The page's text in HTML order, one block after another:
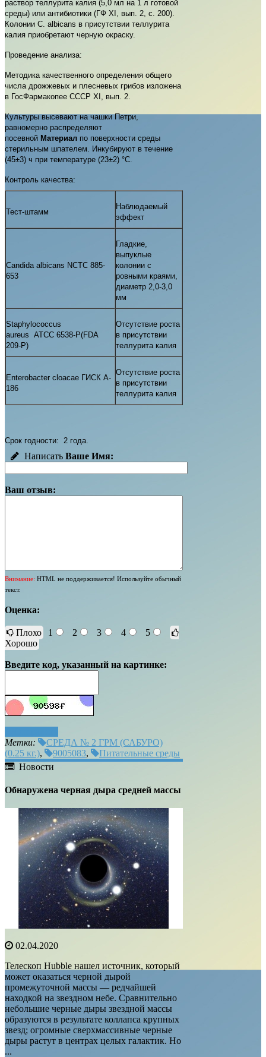
раствор теллурита калия (5,0 мл на 1 л готовой
среды) или антибиотики (ГФ XI, вып. 2, с. 200).
Колонии C. albicans в присутствии теллурита
калия приобретают черную окраску.
Проведение анализа:
Методика качественного определения общего
числа дрожжевых и плесневых грибов изложена
в ГосФармакопее СССР XI, вып. 2.
Культуры высевают на чашки Петри,
равномерно распределяют
посевной Материал по поверхности среды
стерильным шпателем. Инкубируют в течение
(45±3) ч при температуре (23±2) °С.
Контроль качества:
Тест-штамм
Наблюдаемый
эффект
Candida albicans NCTC 885-
653
Гладкие,
выпуклые
колонии с
ровными краями,
диаметр 2,0-3,0
мм
Staphylococcus
aureus АТСС 6538-Р(FDA
209-P)
Отсутствие роста
в присутствии
теллурита калия
Enterobacter cloacae ГИСК A-
186
Отсутствие роста
в присутствии
теллурита калия
Срок годности: 2 года.
Написать Ваше Имя:
Ваш отзыв:
Внимание: HTML не поддерживается! Используйте обычный
текст.
Оценка:
Плохо 1 2 3 4
5
Хорошо
Введите код, указанный на картинке:
Метки:
СРЕДА № 2 ГРМ (САБУРО)
(0.25 кг.), 9005083,
Питательные среды
Новости
Обнаружена черная дыра средней массы
02.04.2020
Телескоп Hubble нашел источник, который
может оказаться черной дырой
промежуточной массы — редчайшей
находкой на звездном небе. Сравнительно
небольшие черные дыры звездной массы
образуются в результате коллапса крупных
звезд; огромные сверхмассивные черные
дыры растут в центрах целых галактик. Но
...